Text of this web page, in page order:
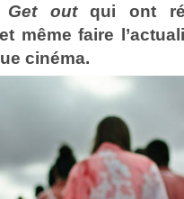
Get outqui ont
même faire
cinéma.